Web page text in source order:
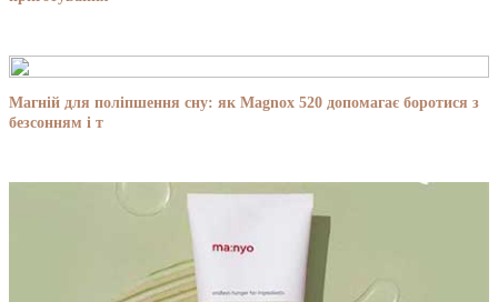
Магній для поліпшення сну: як Magnox 520 допомагає боротися з
безсонням і т